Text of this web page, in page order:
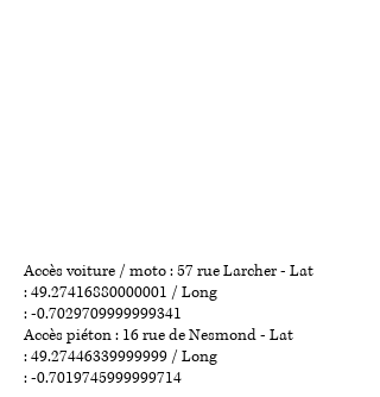
Accès voiture / moto : 57 rue Larcher - Lat
:49.27416880000001 / Long
: -0.7029709999999341
Accès piéton : 16 rue de Nesmond - Lat
:49.27446339999999 / Long
: -0.7019745999999714